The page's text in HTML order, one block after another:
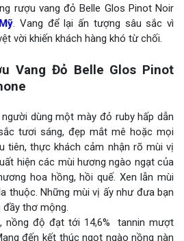
rượu vang đỏ Belle Glos Pinot Noir
Mỹ. Vang để lại ấn tượng sâu sắc vì
vời khiến khách hàng khó từ chối.
Vang Đỏ Belle Glos Pinot
dùng một mày đỏ ruby hấp dẫn
tươi sáng, đẹp mắt mê hoặc mọi
tiên, thực khách cảm nhận rõ mùi vị
hiện các mùi hương ngào ngạt của
hoa hồng, hồi quế. Xen lẫn mùi
thuộc. Những mùi vị ấy như đưa bạn
thơ mộng.
nồng độ đạt tới 14,6% tannin mượt
đến kết thúc ngọt ngào nồng nàn